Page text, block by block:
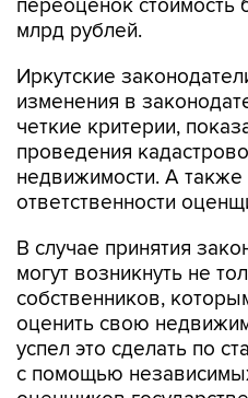
переоценок
млрд рублей.
Иркутские
изменения в
четкие критерии,
проведения
недвижимости. А также
ответственности
В случае принятия
могут возникнуть не
собственников,
оценить свою
успел это сделать по
с помощью